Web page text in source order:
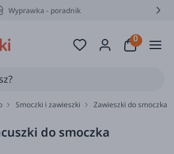
Wyprawka - poradnik
Smoczki i zawieszki Zawieszki do smoczka
do smoczka